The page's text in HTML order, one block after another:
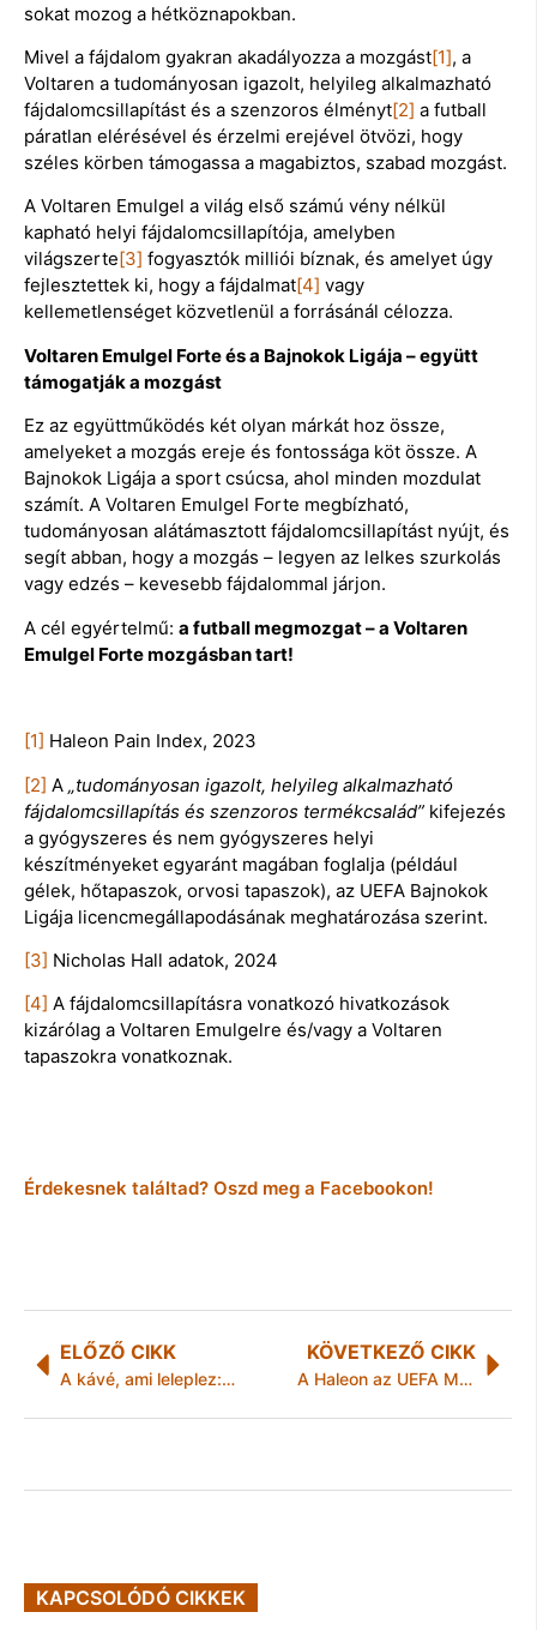
sokat mozog a hétköznapokban.
Mivel a fájdalom gyakran akadályozza a mozgást[1], a
Voltaren a tudományosan igazolt, helyileg alkalmazható
fájdalomcsillapítást és a szenzoros élményt[2] a futball
páratlan elérésével és érzelmi erejével ötvözi, hogy
széles körben támogassa a magabiztos, szabad mozgást.
A Voltaren Emulgel a világ első számú vény nélkül
kapható helyi fájdalomcsillapítója, amelyben
világszerte[3] fogyasztók milliói bíznak, és amelyet úgy
fejlesztettek ki, hogy a fájdalmat[4] vagy
kellemetlenséget közvetlenül a forrásánál célozza.
Voltaren Emulgel Forte és a Bajnokok Ligája – együtt
támogatják a mozgást
Ez az együttműködés két olyan márkát hoz össze,
amelyeket a mozgás ereje és fontossága köt össze. A
Bajnokok Ligája a sport csúcsa, ahol minden mozdulat
számít. A Voltaren Emulgel Forte megbízható,
tudományosan alátámasztott fájdalomcsillapítást nyújt, és
segít abban, hogy a mozgás – legyen az lelkes szurkolás
vagy edzés – kevesebb fájdalommal járjon.
A cél egyértelmű: a futball megmozgat – a Voltaren
Emulgel Forte mozgásban tart!
[1] Haleon Pain Index, 2023
[2] A „tudományosan igazolt, helyileg alkalmazható
fájdalomcsillapítás és szenzoros termékcsalád” kifejezés
a gyógyszeres és nem gyógyszeres helyi
készítményeket egyaránt magában foglalja (például
gélek, hőtapaszok, orvosi tapaszok), az UEFA Bajnokok
Ligája licencmegállapodásának meghatározása szerint.
[3] Nicholas Hall adatok, 2024
[4] A fájdalomcsillapításra vonatkozó hivatkozások
kizárólag a Voltaren Emulgelre és/vagy a Voltaren
tapaszokra vonatkoznak.
Érdekesnek találtad? Oszd meg a Facebookon!
ELŐZŐ CIKK
A kávé, ami leleplez: így árulja el a személyiségedet az első korty
KÖVETKEZŐ CIKK
A Haleon az UEFA Medical első egészségügyi partnerévé válik egy többéves együttműködés keretében
KAPCSOLÓDÓ CIKKEK